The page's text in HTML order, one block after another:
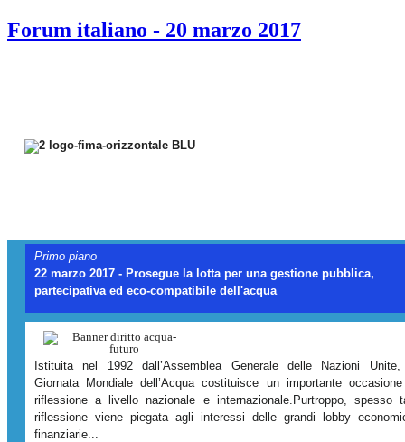
Forum italiano - 20 marzo 2017
Primo piano
22 marzo 2017 - Prosegue la lotta per una gestione pubblica,
partecipativa ed eco-compatibile dell'acqua
Istituita nel 1992 dall’Assemblea Generale delle Nazioni
Giornata Mondiale dell’Acqua costituisce un importante
riflessione a livello nazionale e internazionale.Purtroppo, spesso
riflessione viene piegata agli interessi delle grandi lobby
finanziarie...